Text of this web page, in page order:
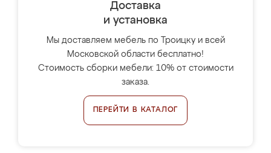
Доставка
и установка
Мы доставляем мебель по Троицку и всей
Московской области бесплатно!
Стоимость сборки мебели: 10% от стоимости
заказа.
ПЕРЕЙТИ В КАТАЛОГ